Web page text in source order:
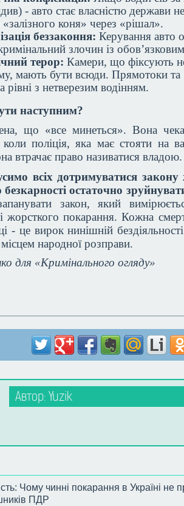
- авто стає власністю держави
коня» через «рішал».
беззаконня: Керування авто
злочин із
терор: Камери, що фіксують
мають бути всюди. Прямотоки
рівні з нетверезим водінням.
наступним?
що «все минеться». Вона
поліція, яка має стояти на
втрачає право називатися владою.
всіх дотримуватися
остаточно
закон, який
жорсткого покарання. Кожна
- це вирок нинішній
народної розправи.
для «Кримінального огляду»
Автор: Yuzik
Чому чинні покарання в Україні не
ПДР